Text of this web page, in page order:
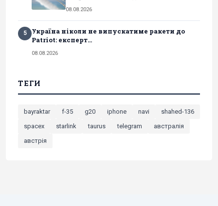
08.08.2026
5
Україна ніколи не випускатиме ракети до
Patriot: експерт...
08.08.2026
ТЕГИ
bayraktar f-35 g20 iphone navi
shahed-136
spacex
starlink taurus telegram
австралія
австрія